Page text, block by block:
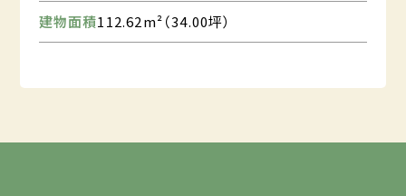
建物面積112.62m²（34.00坪）